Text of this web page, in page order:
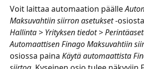
Voit laittaa automaation päälle
Maksuvahtiin siirron asetukset -
Hallinta > Yrityksen tiedot >
Automaattisen Finago Maksuvahtiin
osiossa paina Käytä automaattista